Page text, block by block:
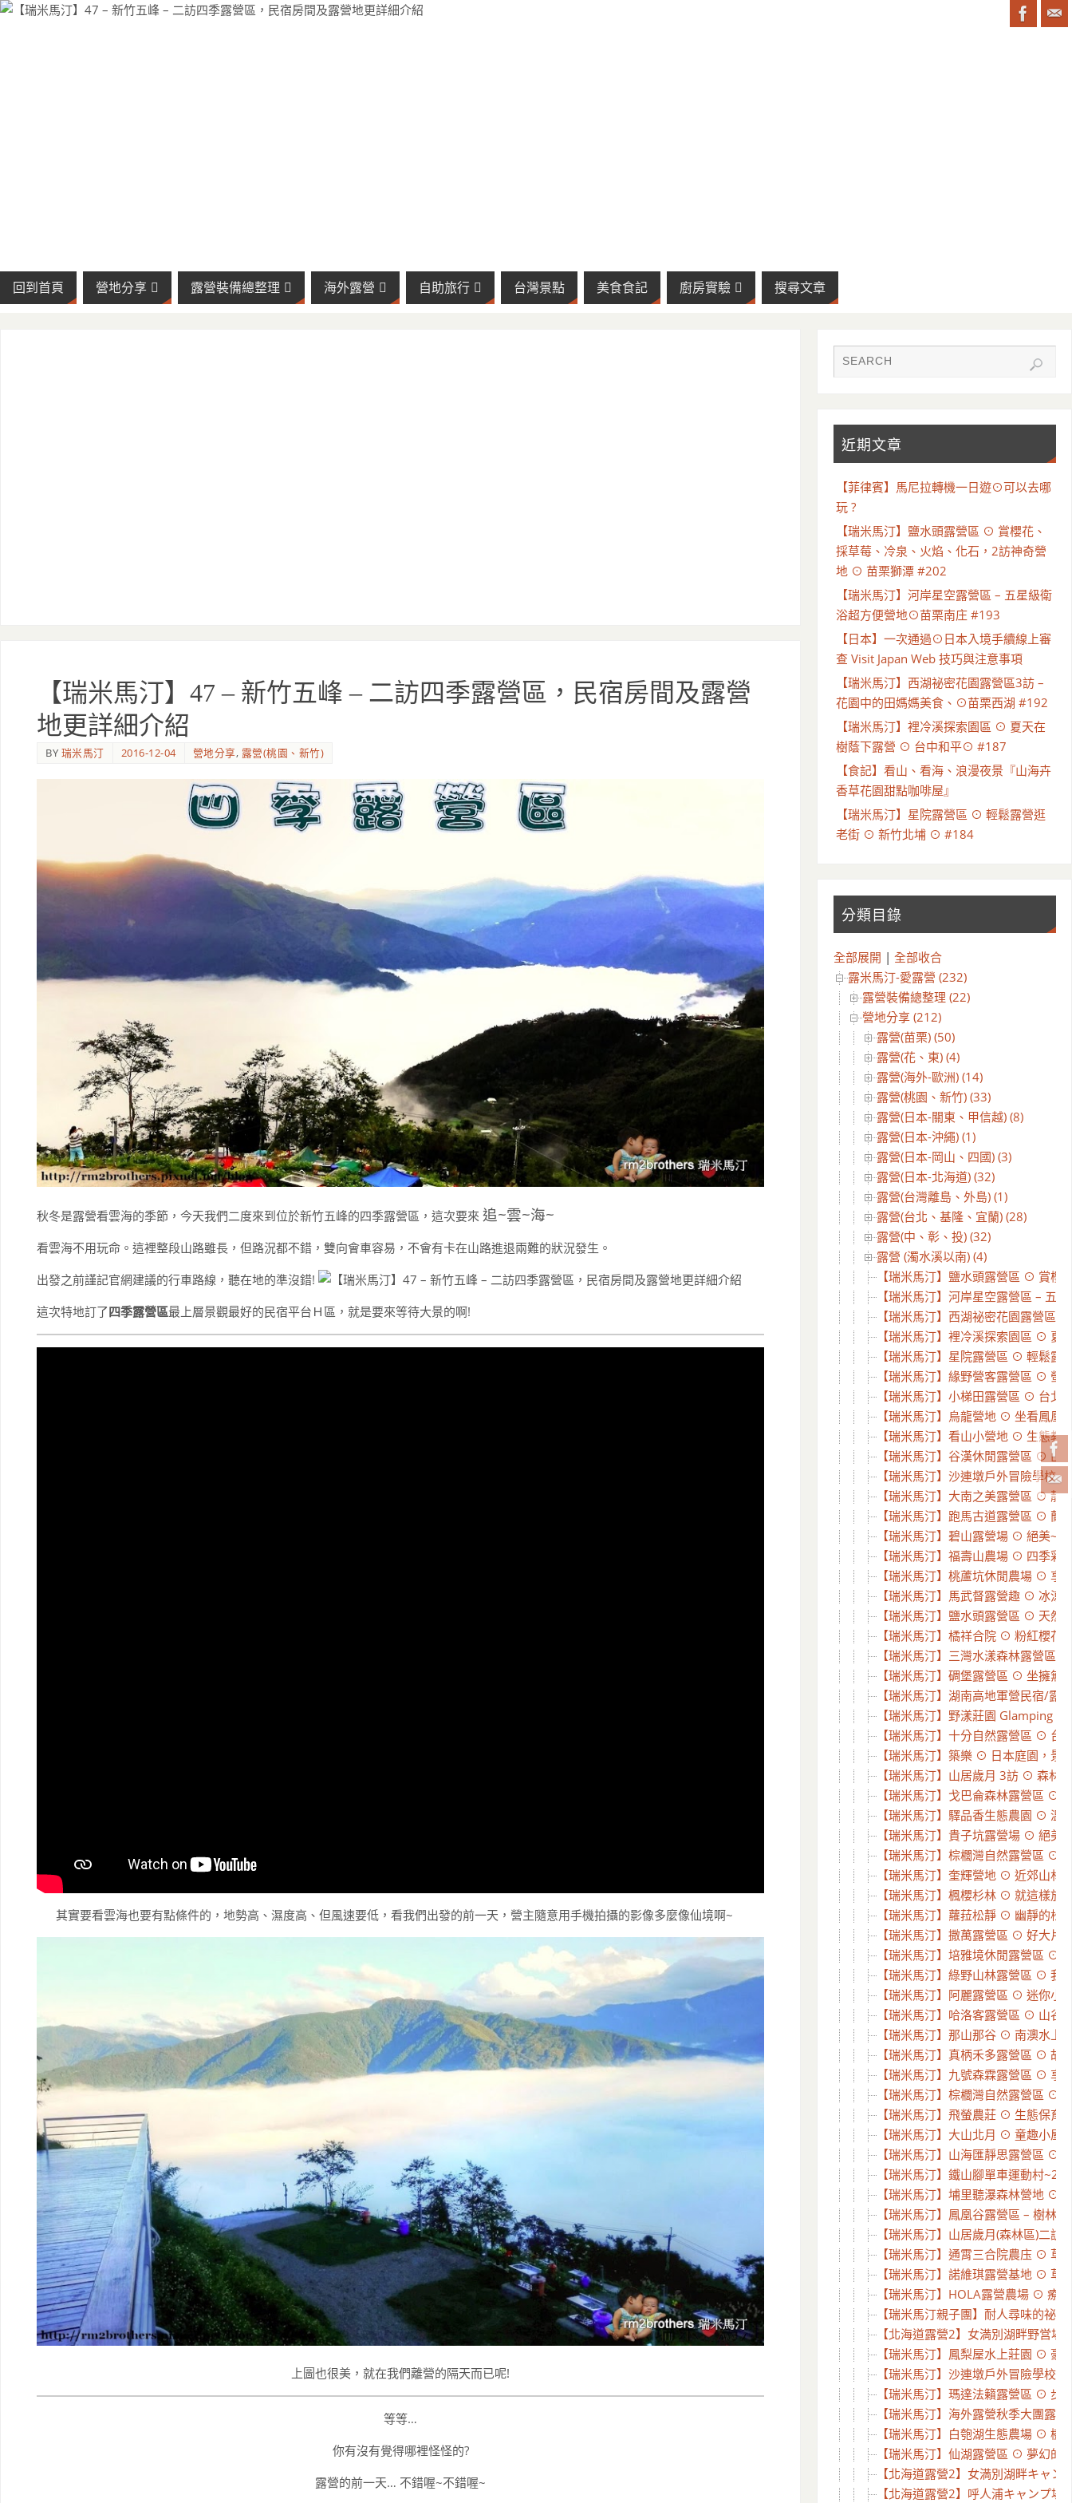
回到首頁 營地分享 露營裝備總整理 海外露營 自助旅行 台灣景點 美食食記 廚房實驗 搜尋文章
【瑞米馬汀】47 – 新竹五峰 – 二訪四季露營區，民宿房間及露營
地更詳細介紹
BY 瑞米馬汀 2016-12-04 營地分享, 露營(桃園、新竹)
秋冬是露營看雲海的季節，今天我們二度來到位於新竹五峰的四季露營區，這次要來 追~雲~海~
看雲海不用玩命。這裡整段山路雖長，但路況都不錯，雙向會車容易，不會有卡在山路進退兩難的狀況發生。
出發之前謹記官網建議的行車路線，聽在地的準沒錯!
這次特地訂了四季露營區最上層景觀最好的民宿平台Ｈ區，就是要來等待大景的啊!
其實要看雲海也要有點條件的，地勢高、濕度高、但風速要低，看我們出發的前一天，營主隨意用手機拍攝的影像多麼像仙境啊~
上圖也很美，就在我們離營的隔天而已呢!
等等…
你有沒有覺得哪裡怪怪的?
露營的前一天… 不錯喔~不錯喔~
近期文章
【菲律賓】馬尼拉轉機一日遊⊙可以去哪
玩 ?
【瑞米馬汀】鹽水頭露營區 ⊙ 賞櫻花、
採草莓、冷泉、火焰、化石，2訪神奇營
地 ⊙ 苗栗獅潭 #202
【瑞米馬汀】河岸星空露營區 – 五星級衛
浴超方便營地⊙苗栗南庄 #193
【日本】一次通過⊙日本入境手續線上審
查 Visit Japan Web 技巧與注意事項
【瑞米馬汀】西湖祕密花園露營區3訪 –
花園中的田媽媽美食、⊙苗栗西湖 #192
【瑞米馬汀】裡冷溪探索園區 ⊙ 夏天在
樹蔭下露營 ⊙ 台中和平⊙ #187
【食記】看山、看海、浪漫夜景『山海卉
香草花園甜點咖啡屋』
【瑞米馬汀】星院露營區 ⊙ 輕鬆露營逛
老街 ⊙ 新竹北埔 ⊙ #184
分類目錄
全部展開 | 全部收合
露米馬汀-愛露營 (232)
露營裝備總整理 (22)
營地分享 (212)
露營(苗栗) (50)
露營(花、東) (4)
露營(海外-歐洲) (14)
露營(桃園、新竹) (33)
露營(日本-關東、甲信越) (8)
露營(日本-沖繩) (1)
露營(日本-岡山、四國) (3)
露營(日本-北海道) (32)
露營(台灣離島、外島) (1)
露營(台北、基隆、宜蘭) (28)
露營(中、彰、投) (32)
露營 (濁水溪以南) (4)
【瑞米馬汀】鹽水頭露營區 ⊙ 賞櫻
【瑞米馬汀】河岸星空露營區 – 五
【瑞米馬汀】西湖祕密花園露營區
【瑞米馬汀】裡冷溪探索園區 ⊙
【瑞米馬汀】星院露營區 ⊙ 輕鬆
【瑞米馬汀】緣野營客露營區 ⊙ 螢
【瑞米馬汀】小梯田露營區 ⊙ 台北
【瑞米馬汀】烏龍營地 ⊙ 坐看鳳凰
【瑞米馬汀】看山小營地 ⊙ 生態教
【瑞米馬汀】谷漢休閒露營區 ⊙ 山
【瑞米馬汀】沙連墩戶外冒險學校
【瑞米馬汀】大南之美露營區 ⊙ 靜
【瑞米馬汀】跑馬古道露營區 ⊙ 蘭
【瑞米馬汀】碧山露營場 ⊙ 絕美~
【瑞米馬汀】福壽山農場 ⊙ 四季彩
【瑞米馬汀】桃蘆坑休閒農場 ⊙ 享
【瑞米馬汀】馬武督露營趣 ⊙ 冰涼
【瑞米馬汀】鹽水頭露營區 ⊙ 天然
【瑞米馬汀】橘祥合院 ⊙ 粉紅櫻花
【瑞米馬汀】三灣水漾森林露營區
【瑞米馬汀】碉堡露營區 ⊙ 坐擁無
【瑞米馬汀】湖南高地軍營民宿/露
【瑞米馬汀】野漾莊園 Glamping
【瑞米馬汀】十分自然露營區 ⊙ 台
【瑞米馬汀】築樂 ⊙ 日本庭園，景
【瑞米馬汀】山居歲月 3訪 ⊙ 森林
【瑞米馬汀】戈巴侖森林露營區 ⊙
【瑞米馬汀】驛品香生態農園 ⊙ 溫
【瑞米馬汀】貴子坑露營場 ⊙ 絕美
【瑞米馬汀】棕櫚灣自然露營區 ⊙
【瑞米馬汀】奎輝營地 ⊙ 近郊山林
【瑞米馬汀】楓櫻杉林 ⊙ 就這樣放
【瑞米馬汀】蘿菈松靜 ⊙ 幽靜的松
【瑞米馬汀】撒萬露營區 ⊙ 好大片
【瑞米馬汀】培雅境休閒露營區 ⊙
【瑞米馬汀】綠野山林露營區 ⊙ 我
【瑞米馬汀】阿麗露營區 ⊙ 迷你小
【瑞米馬汀】哈洛客露營區 ⊙ 山谷
【瑞米馬汀】那山那谷 ⊙ 南澳水上
【瑞米馬汀】真柄禾多露營區 ⊙ 故
【瑞米馬汀】九號森霖露營區 ⊙ 享
【瑞米馬汀】棕櫚灣自然露營區 ⊙
【瑞米馬汀】飛螢農莊 ⊙ 生態保育
【瑞米馬汀】大山北月 ⊙ 童趣小屋
【瑞米馬汀】山海匯靜思露營區 ⊙
【瑞米馬汀】鐵山腳單車運動村~2
【瑞米馬汀】埔里聽瀑森林營地 ⊙
【瑞米馬汀】鳳凰谷露營區 – 樹林
【瑞米馬汀】山居歲月(森林區)二
【瑞米馬汀】通霄三合院農庒 ⊙ 草
【瑞米馬汀】諾維琪露營基地 ⊙ 草
【瑞米馬汀】HOLA露營農場 ⊙ 療
【瑞米馬汀親子團】耐人尋味的祕
【北海道露營2】女満別湖畔野営
【瑞米馬汀】鳳梨屋水上莊園 ⊙ 豪
【瑞米馬汀】沙連墩戶外冒險學校
【瑞米馬汀】瑪達法籟露營區 ⊙ 步
【瑞米馬汀】海外露營秋季大團露
【瑞米馬汀】白匏湖生態農場 ⊙ 樹
【瑞米馬汀】仙湖露營區 ⊙ 夢幻的
【北海道露營2】女満別湖畔キャ
【北海道露營2】呼人浦キャンプ